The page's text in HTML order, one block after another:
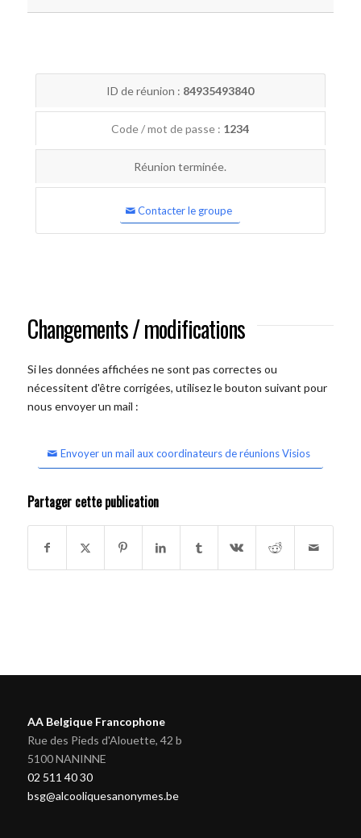
ID de réunion : 84935493840
Code / mot de passe : 1234
Réunion terminée.
Contacter le groupe
Changements / modifications
Si les données affichées ne sont pas correctes ou
nécessitent d'être corrigées, utilisez le bouton suivant pour
nous envoyer un mail :
Envoyer un mail aux coordinateurs de réunions Visios
Partager cette publication
AA Belgique Francophone
Rue des Pieds d'Alouette, 42 b
5100 NANINNE
02 511 40 30
bsg@alcooliquesanonymes.be